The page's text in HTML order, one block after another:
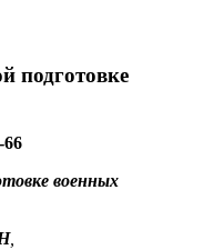
подготовке
военных
,